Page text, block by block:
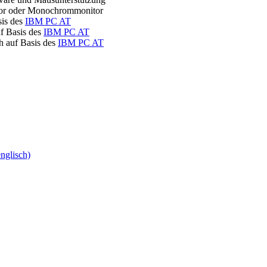
oder Monochrommonitor
des IBM PC AT
Basis des IBM PC AT
auf Basis des IBM PC AT